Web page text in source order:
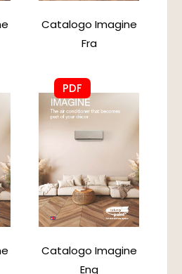
Catalogo Imagine
Fra
PDF
Catalogo Imagine
Eng